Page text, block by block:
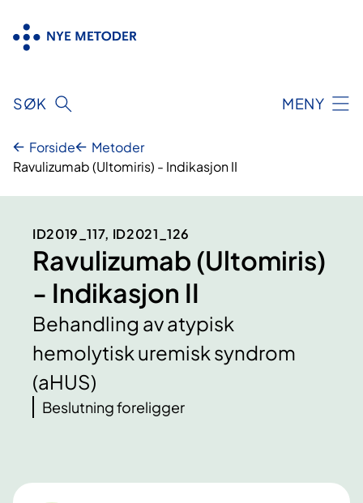
innhold
SØK MENY
Forside
Metoder
Ravulizumab (Ultomiris) - Indikasjon II
ID2019_117, ID2021_126
Ravulizumab (Ultomiris)
- Indikasjon II
Behandling av atypisk
hemolytisk uremisk syndrom
(aHUS)
Beslutning foreligger